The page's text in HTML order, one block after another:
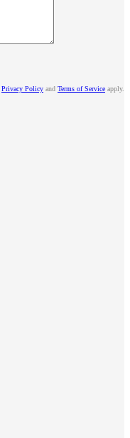
Privacy Policy and Terms of Service apply.